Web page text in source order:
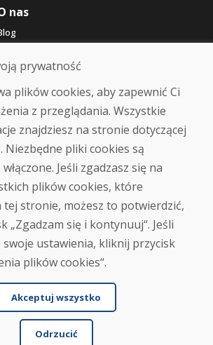
nas
nas
Sklep
internetowy
handlowe
Transport
i wymiana towaru
Ochrona danych osobowych
prywatność
plików cookies, aby zapewnić Ci
z przeglądania. Wszystkie
znajdziesz na stronie dotyczącej
Niezbędne pliki cookies są
Jeśli zgadzasz się na
plików cookies, które
tej stronie, możesz to potwierdzić,
„Zgadzam się i kontynuuj“. Jeśli
swoje ustawienia, kliknij przycisk
plików cookies“.
Akceptuj wszystko
Odrzucić